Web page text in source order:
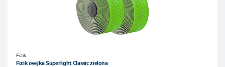
Fizik
Fizik owijka Superlight Classic zielona